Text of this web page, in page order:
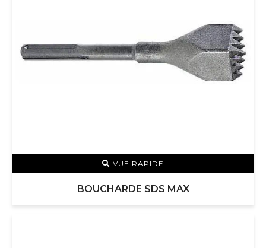
VUE RAPIDE
BOUCHARDE SDS MAX